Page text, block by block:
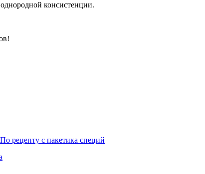
консистенции.
рецепту с пакетика специй